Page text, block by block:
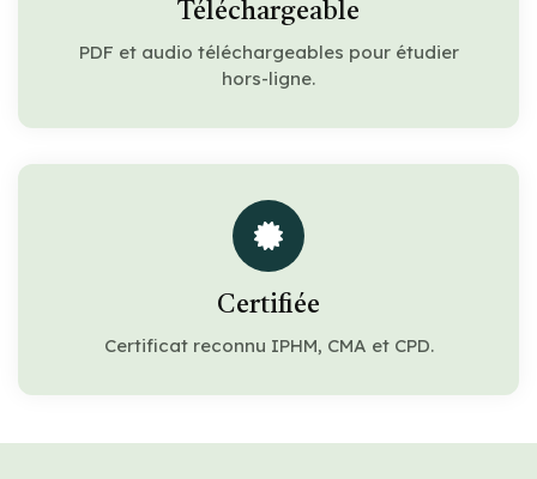
Téléchargeable
PDF et audio téléchargeables pour étudier
hors-ligne.
Certifiée
Certificat reconnu IPHM, CMA et CPD.